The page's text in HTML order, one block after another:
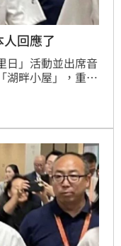
回應了
日」活動並出席音
湖畔小屋」，重溫